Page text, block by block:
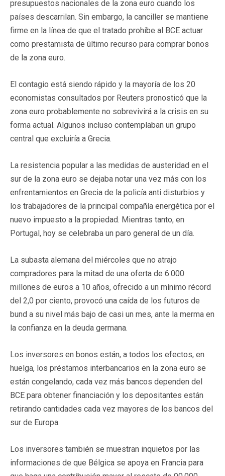
presupuestos nacionales de la zona euro cuando los
países descarrilan. Sin embargo, la canciller se mantiene
firme en la línea de que el tratado prohíbe al BCE actuar
como prestamista de último recurso para comprar bonos
de la zona euro.
El contagio está siendo rápido y la mayoría de los 20
economistas consultados por Reuters pronosticó que la
zona euro probablemente no sobrevivirá a la crisis en su
forma actual. Algunos incluso contemplaban un grupo
central que excluiría a Grecia.
La resistencia popular a las medidas de austeridad en el
sur de la zona euro se dejaba notar una vez más con los
enfrentamientos en Grecia de la policía anti disturbios y
los trabajadores de la principal compañía energética por el
nuevo impuesto a la propiedad. Mientras tanto, en
Portugal, hoy se celebraba un paro general de un día.
La subasta alemana del miércoles que no atrajo
compradores para la mitad de una oferta de 6.000
millones de euros a 10 años, ofrecido a un mínimo récord
del 2,0 por ciento, provocó una caída de los futuros de
bund a su nivel más bajo de casi un mes, ante la merma en
la confianza en la deuda germana.
Los inversores en bonos están, a todos los efectos, en
huelga, los préstamos interbancarios en la zona euro se
están congelando, cada vez más bancos dependen del
BCE para obtener financiación y los depositantes están
retirando cantidades cada vez mayores de los bancos del
sur de Europa.
Los inversores también se muestran inquietos por las
informaciones de que Bélgica se apoya en Francia para